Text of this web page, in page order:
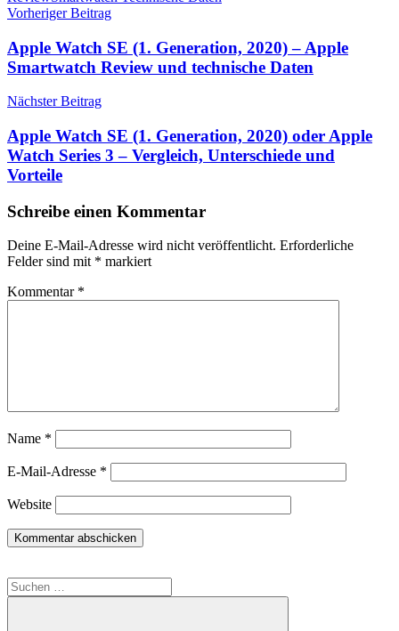
Beitragsnavigation
Vorheriger Beitrag
Apple Watch SE (1. Generation, 2020) – Apple
Smartwatch Review und technische Daten
Nächster Beitrag
Apple Watch SE (1. Generation, 2020) oder Apple
Watch Series 3 – Vergleich, Unterschiede und
Vorteile
Schreibe einen Kommentar
Deine E-Mail-Adresse wird nicht veröffentlicht. Erforderliche
Felder sind mit * markiert
Kommentar *
Name *
E-Mail-Adresse *
Website
Suchen
nach: